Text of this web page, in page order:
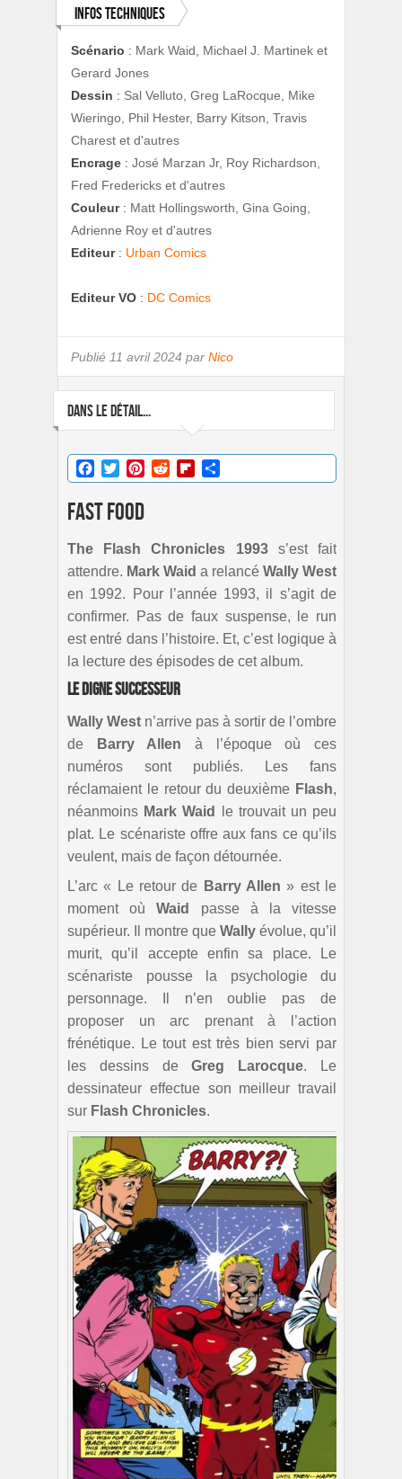
Infos techniques
Scénario : Mark Waid, Michael J. Martinek et
Gerard Jones
Dessin : Sal Velluto, Greg LaRocque, Mike
Wieringo, Phil Hester, Barry Kitson, Travis
Charest et d'autres
Encrage : José Marzan Jr, Roy Richardson,
Fred Fredericks et d'autres
Couleur: Matt Hollingsworth, Gina Going,
Adrienne Roy et d'autres
Editeur: Urban Comics
Editeur VO : DC Comics
Publié 11 avril 2024 par Nico
DANS LE DÉTAIL...
Facebook
TwitterPinterestRedditFlipboard
Fast Food
The Flash Chronicles 1993 s’est fait
attendre. Mark Waid a relancé Wally West
en 1992. Pour l’année 1993, il s’agit de
confirmer. Pas de faux suspense, le run
est entré dans l’histoire. Et, c’est logique à
la lecture des épisodes de cet album.
Le digne successeur
Wally West n’arrive pas à sortir de l’ombre
de
Barry Allen à l’époque où ces
numéros sont publiés. Les fans
réclamaient le retour du deuxième Flash,
néanmoins Mark Waid
le trouvait un peu
plat. Le scénariste offre aux fans ce qu’ils
veulent, mais de façon détournée.
L’arc « Le retour de Barry Allen » est le
moment oùWaid
passe à la vitesse
supérieur. Il montre que Wally évolue, qu’il
murit, qu’il accepte enfin sa place. Le
scénariste pousse la psychologie du
personnage. Il n’en oublie pas de
proposer un arc prenant à l’action
frénétique. Le tout est très bien servi par
les dessins deGreg Larocque. Le
dessinateur effectue son meilleur travail
sur Flash Chronicles.